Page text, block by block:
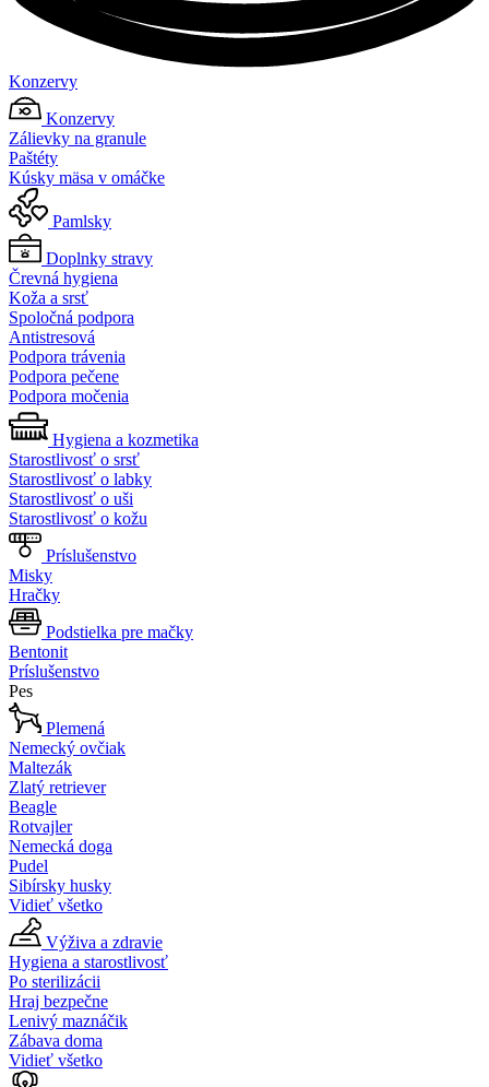
Konzervy
Konzervy
Zálievky na granule
Paštéty
Kúsky mäsa v omáčke
Pamlsky
Doplnky stravy
Črevná hygiena
Koža a srsť
Spoločná podpora
Antistresová
Podpora trávenia
Podpora pečene
Podpora močenia
Hygiena a kozmetika
Starostlivosť o srsť
Starostlivosť o labky
Starostlivosť o uši
Starostlivosť o kožu
Príslušenstvo
Misky
Hračky
Podstielka pre mačky
Bentonit
Príslušenstvo
Pes
Plemená
Nemecký ovčiak
Maltezák
Zlatý retriever
Beagle
Rotvajler
Nemecká doga
Pudel
Sibírsky husky
Vidieť všetko
Výživa a zdravie
Hygiena a starostlivosť
Po sterilizácii
Hraj bezpečne
Lenivý maznáčik
Zábava doma
Vidieť všetko